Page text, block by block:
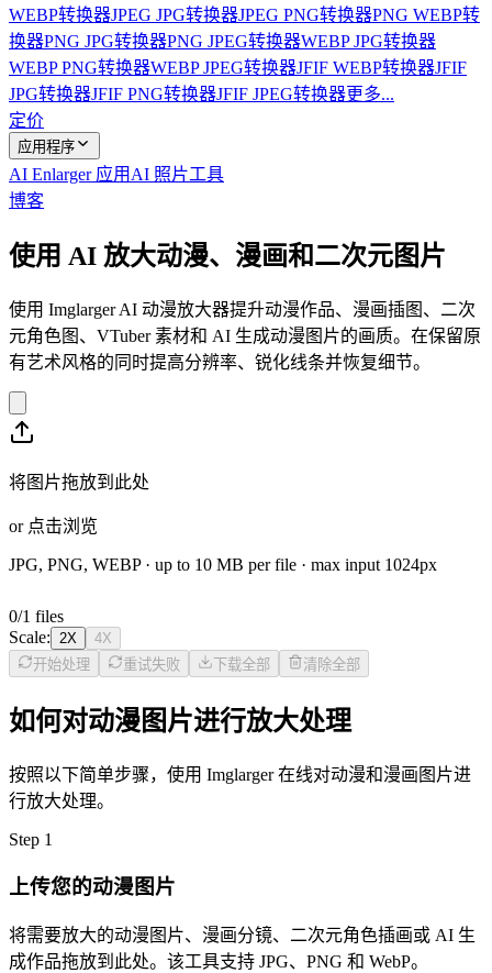
WEBP转换器JPEG JPG转换器JPEG PNG转换器PNG WEBP转
换器PNG JPG转换器PNG JPEG转换器WEBP JPG转换器
WEBP PNG转换器WEBP JPEG转换器JFIF WEBP转换器JFIF
JPG转换器JFIF PNG转换器JFIF JPEG转换器更多...
定价
应用程序
AI Enlarger 应用 AI 照片工具
博客
使用 AI 放大动漫、漫画和二次元图片
使用 Imglarger AI 动漫放大器提升动漫作品、漫画插图、二次
元角色图、VTuber 素材和 AI 生成动漫图片的画质。在保留原
有艺术风格的同时提高分辨率、锐化线条并恢复细节。
将图片拖放到此处
or 点击浏览
JPG, PNG, WEBP· up to 10 MB per file · max input 1024px
0/1 files
Scale:
2X
4X
开始处理
重试失败 下载全部 清除全部
如何对动漫图片进行放大处理
按照以下简单步骤，使用 Imglarger 在线对动漫和漫画图片进
行放大处理。
Step 1
上传您的动漫图片
将需要放大的动漫图片、漫画分镜、二次元角色插画或 AI 生
成作品拖放到此处。该工具支持 JPG、PNG 和 WebP。